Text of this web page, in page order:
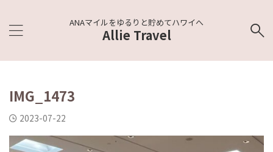
ANAマイルをゆるりと貯めてハワイへ
Allie Travel
IMG_1473
2023-07-22